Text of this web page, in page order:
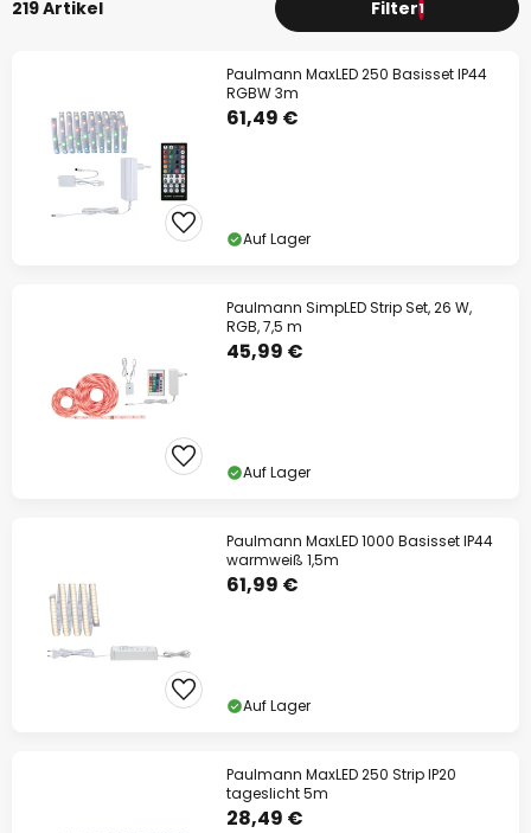
219 Artikel Filter1
Paulmann MaxLED 250 Basisset IP44
RGBW 3m
61,49 €
Auf Lager
Paulmann SimpLED Strip Set, 26 W,
RGB, 7,5 m
45,99 €
Auf Lager
Paulmann MaxLED 1000 Basisset IP44
warmweiß 1,5m
61,99 €
Auf Lager
Paulmann MaxLED 250 Strip IP20
tageslicht 5m
28,49 €